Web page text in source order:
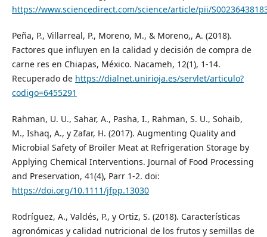
https://www.sciencedirect.com/science/article/pii/
Peña, P., Villarreal, P., Moreno, M., & Moreno,, A. (2018).
Factores que influyen en la calidad y decisión de compra de
carne res en Chiapas, México. Nacameh, 12(1), 1-14.
Recuperado de https://dialnet.unirioja.es/servlet/articulo?
codigo=6455291
Rahman, U. U., Sahar, A., Pasha, I., Rahman, S. U., Sohaib,
M., Ishaq, A., y Zafar, H. (2017). Augmenting Quality and
Microbial Safety of Broiler Meat at Refrigeration Storage by
Applying Chemical Interventions. Journal of Food Processing
and Preservation, 41(4), Parr 1-2. doi:
https://doi.org/10.1111/jfpp.13030
Rodríguez, A., Valdés, P., y Ortiz, S. (2018). Características
agronómicas y calidad nutricional de los frutos y semillas de